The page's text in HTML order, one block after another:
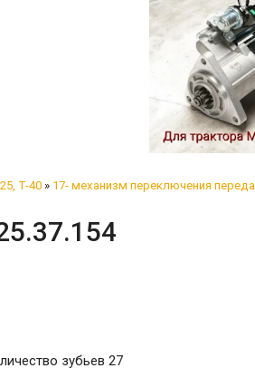
Т-40 » 17- механизм переключения
зубьев 27